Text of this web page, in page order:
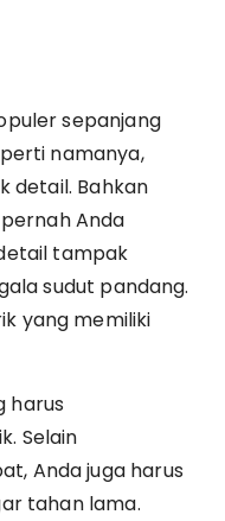
sepanjang
namanya,
detail. Bahkan
Anda
tampak
sudut pandang.
yang memiliki
harus
Selain
Anda juga harus
tahan lama.